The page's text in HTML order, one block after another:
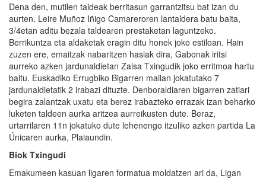
Dena den, mutilen taldeak berritasun garrantzitsu bat izan du
aurten. Leire Muñoz Iñigo Camareroren lantaldera batu baita,
3/4etan aditu bezala taldearen prestaketan laguntzeko.
Berrikuntza eta aldaketak eragin ditu honek joko estiloan. Hain
zuzen ere, emaitzak nabaritzen hasiak dira, Gabonak iritsi
aurreko azken jardunaldietan Zaisa Txingudik joko erritmoa hartu
baitu. Euskadiko Errugbiko Bigarren mailan jokatutako 7
jardunaldietatik 2 irabazi dituzte. Denboraldiaren bigarren zatiari
begira zalantzak uxatu eta berez irabazteko errazak izan beharko
luketen taldeen aurka aritzea aurreikusten dute. Beraz,
urtarrilaren 11n jokatuko dute lehenengo itzuliko azken partida La
Únicaren aurka, Plaiaundin.
Biok Txingudi
Emakumeen kasuan ligaren formatua moldatzen ari da, Ligan